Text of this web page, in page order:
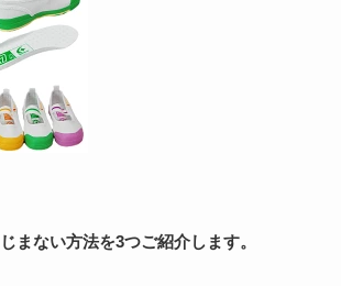
まない方法を3つご紹介します。